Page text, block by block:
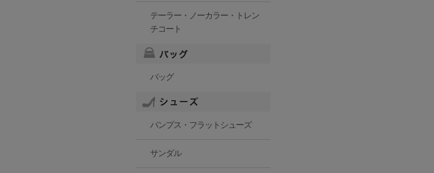
テーラー・ノーカラー・トレン
チコート
バッグ
パンプス・フラットシューズ
サンダル